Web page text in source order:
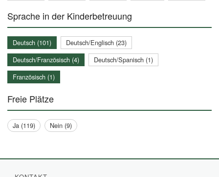
Sprache in der Kinderbetreuung
Deutsch (101)
Deutsch/Englisch (23)
Deutsch/Französisch (4)
Deutsch/Spanisch (1)
Französisch (1)
Freie Plätze
Ja (119) Nein (9)